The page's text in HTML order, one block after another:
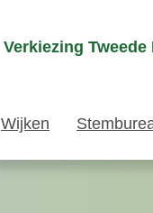
Verkiezing Tweede
Wijken